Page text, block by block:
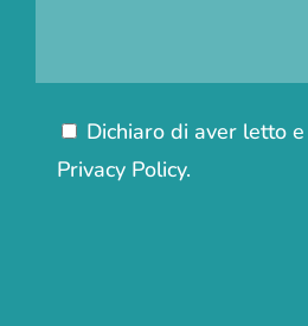
Dichiaro di aver letto
Privacy Policy.